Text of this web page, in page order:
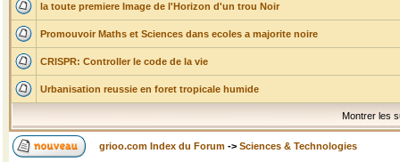
la toute premiere Image de l'Horizon d'un trou Noir
Promouvoir Maths et Sciences dans ecoles a majorite noire
CRISPR: Controller le code de la vie
Urbanisation reussie en foret tropicale humide
Montrer les
grioo.com Index du Forum -> Sciences & Technologies